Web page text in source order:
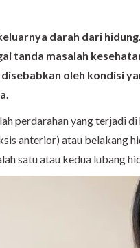
darah dari
tanda masalah
oleh kondisi
perdarahan yang terjadi
anterior) atau belakang
satu atau kedua lubang